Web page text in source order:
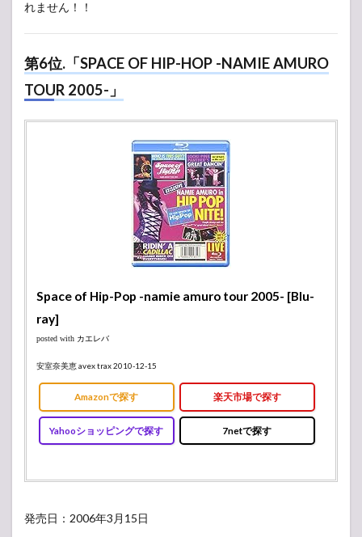
れません！！
第6位.「SPACE OF HIP-HOP -NAMIE AMURO
TOUR 2005-」
Space of Hip-Pop -namie amuro tour 2005- [Blu-
ray]
posted with カエレバ
安室奈美恵 avex trax 2010-12-15
Amazonで探す 楽天市場で探す
Yahooショッピングで探す 7netで探す
発売日：2006年3月15日